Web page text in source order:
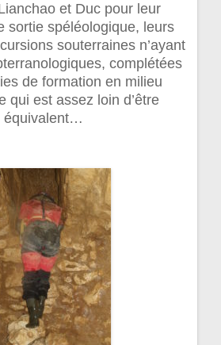
et Duc pour leur
sortie spéléologique, leurs
souterraines n’ayant
complétées
de formation en milieu
qui est assez loin d’être
équivalent…